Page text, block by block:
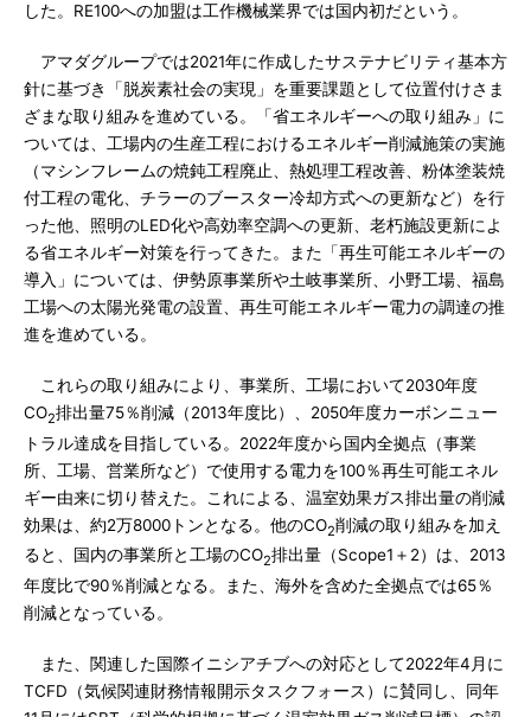
した。RE100への加盟は工作機械業界では国内初だという。
アマダグループでは2021年に作成したサステナビリティ基本方
針に基づき「脱炭素社会の実現」を重要課題として位置付けさま
ざまな取り組みを進めている。「省エネルギーへの取り組み」に
ついては、工場内の生産工程におけるエネルギー削減施策の実施
（マシンフレームの焼鈍工程廃止、熱処理工程改善、粉体塗装焼
付工程の電化、チラーのブースター冷却方式への更新など）を行
った他、照明のLED化や高効率空調への更新、老朽施設更新によ
る省エネルギー対策を行ってきた。また「再生可能エネルギーの
導入」については、伊勢原事業所や土岐事業所、小野工場、福島
工場への太陽光発電の設置、再生可能エネルギー電力の調達の推
進を進めている。
これらの取り組みにより、事業所、工場において2030年度
CO2排出量75％削減（2013年度比）、2050年度カーボンニュー
トラル達成を目指している。2022年度から国内全拠点（事業
所、工場、営業所など）で使用する電力を100％再生可能エネル
ギー由来に切り替えた。これによる、温室効果ガス排出量の削減
効果は、約2万8000トンとなる。他のCO2削減の取り組みを加え
ると、国内の事業所と工場のCO2排出量（Scope1＋2）は、2013
年度比で90％削減となる。また、海外を含めた全拠点では65％
削減となっている。
また、関連した国際イニシアチブへの対応として2022年4月に
TCFD（気候関連財務情報開示タスクフォース）に賛同し、同年